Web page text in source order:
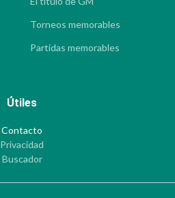
Torneos memorables
Partidas memorables
Útiles
Contacto
Privacidad
Buscador